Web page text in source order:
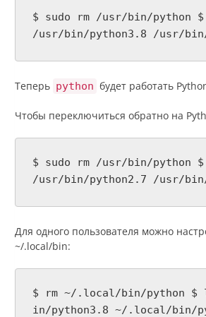
$ sudo rm /usr/bin/python
/usr/bin/python3.8 /usr/
Теперь python будет работать
Чтобы переключиться обратно на
$ sudo rm /usr/bin/python
/usr/bin/python2.7 /usr/
Для одного пользователя можно
~/.local/bin:
$ rm ~/.local/bin/python
in/python3.8 ~/.local/bin/